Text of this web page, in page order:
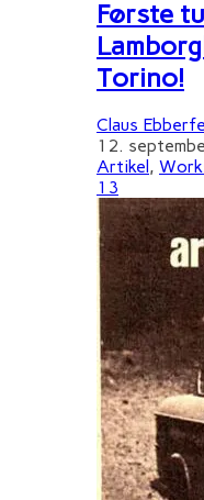
Første
Torino!
Claus
12.
Artikel ,
13